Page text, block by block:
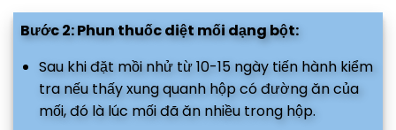
Bước 2: Phun thuốc diệt mối dạng bột:
Sau khi đặt mồi nhử từ 10-15 ngày tiến hành kiểm
tra nếu thấy xung quanh hộp có đường ăn của
mối, đó là lúc mối đã ăn nhiều trong hộp.